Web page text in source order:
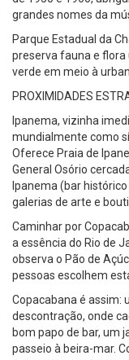
grandes nomes da
Parque Estadual da
preserva fauna e flora
verde em meio à
PROXIMIDADES
Ipanema, vizinha
mundialmente como
Oferece Praia de
General Osório
Ipanema (bar
galerias de arte e
Caminhar por
a essência do Rio de
observa o Pão de
pessoas escolhem
Copacabana é assim:
descontração, onde
bom papo de bar, um
passeio à beira-mar.